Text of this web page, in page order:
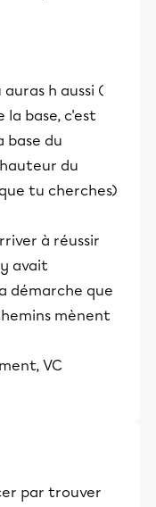
h aussi (
la base, c'est
base du
du
tu cherches)
à réussir
avait
démarche que
mènent
VC
par trouver